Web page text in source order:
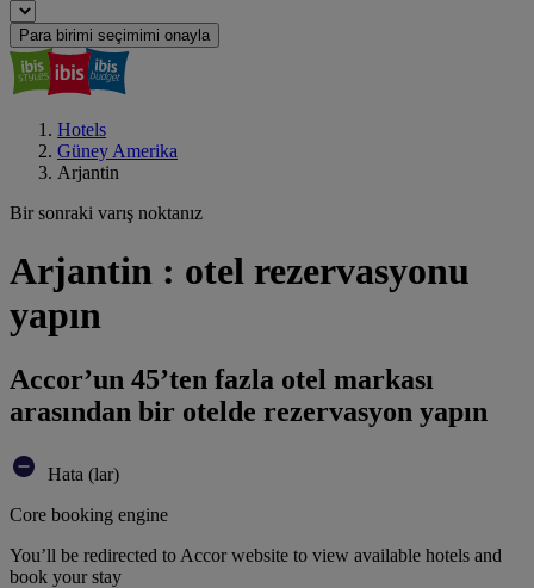
Para birimi seçimimi onayla
Hotels
Güney Amerika
Arjantin
Bir sonraki varış noktanız
Arjantin : otel rezervasyonu
yapın
Accor’un 45’ten fazla otel markası
arasından bir otelde rezervasyon yapın
Hata (lar)
Core booking engine
You’ll be redirected to Accor website to view available hotels and
book your stay